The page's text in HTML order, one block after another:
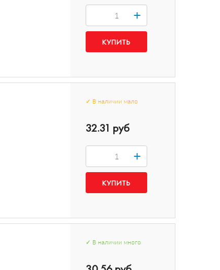
+
✓ В наличии мало
32.31 руб
+
✓ В наличии много